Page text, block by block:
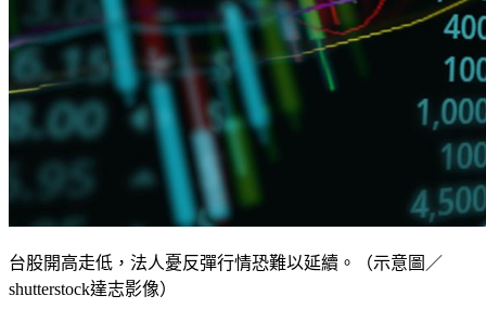
台股開高走低，法人憂反彈行情恐難以延續。（示意圖／
shutterstock達志影像）